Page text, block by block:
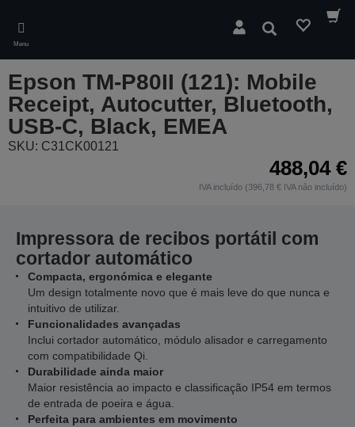
main
content
Menu
Pesquisar
Epson TM-P80II (121): Mobile
Receipt, Autocutter, Bluetooth,
USB-C, Black, EMEA
SKU: C31CK00121
488,04 €
IVA incluído (396,78 € IVA não incluído)
Impressora de recibos portátil com
cortador automático
Compacta, ergonómica e elegante
Um design totalmente novo que é mais leve do que nunca e
intuitivo de utilizar.
Funcionalidades avançadas
Inclui cortador automático, módulo alisador e carregamento
com compatibilidade Qi.
Durabilidade ainda maior
Maior resistência ao impacto e classificação IP54 em termos
de entrada de poeira e água.
Perfeita para ambientes em movimento